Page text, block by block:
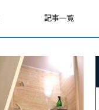
記事一覧